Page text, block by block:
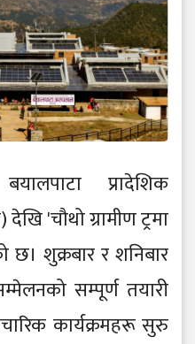
प्रादेशिक
'चौथो ग्रामीण ट्रमा
शुक्रबार र शनिबार
सम्पूर्ण तयारी
कार्यक्रमहरू सुरु